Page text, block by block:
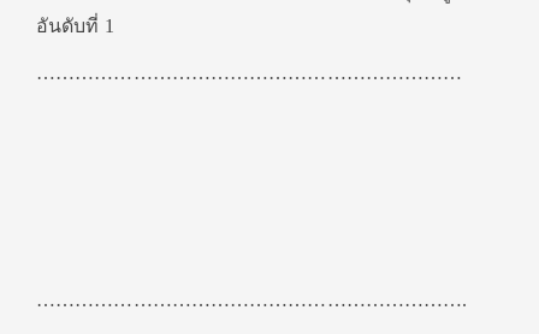
อันดับที่ 1
…………………………………………………………
………………………………………………………….